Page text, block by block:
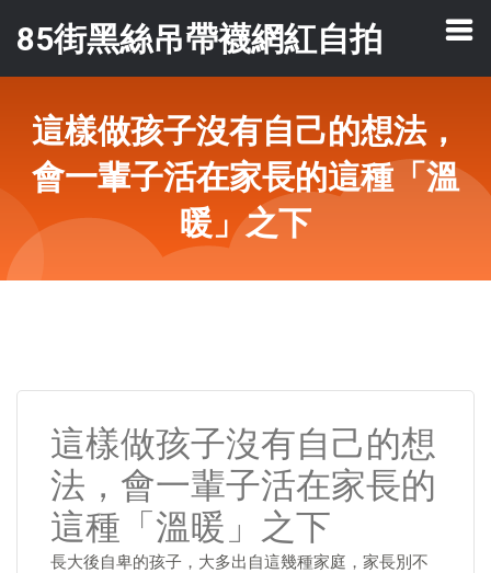
85街黑絲吊帶襪網紅自拍
這樣做孩子沒有自己的想法，
會一輩子活在家長的這種「溫
暖」之下
這樣做孩子沒有自己的想
法，會一輩子活在家長的
這種「溫暖」之下
長大後自卑的孩子，大多出自這幾種家庭，家長別不